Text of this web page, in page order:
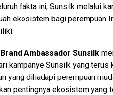
fakta ini, Sunsilk melalui
ekosistem bagi perempuan
Ambassador Sunsilk
kampanye Sunsilk yang
yang dihadapi perempuan
pentingnya ekosistem yang